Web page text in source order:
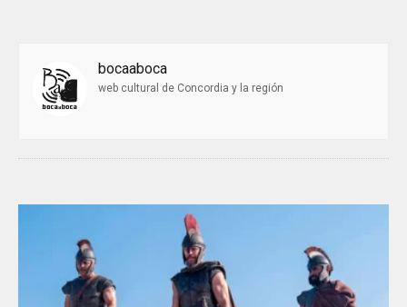
bocaaboca
web cultural de Concordia y la región